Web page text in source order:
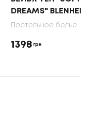
DREAMS" BLENHEIM
Постельное белье
1398 грн